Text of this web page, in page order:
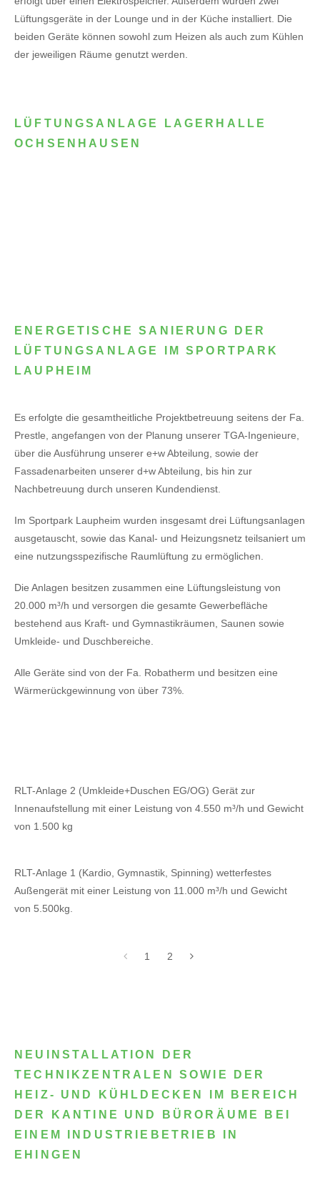
Lüftungsgeräte in der Lounge und in der Küche installiert. Die
beiden Geräte können sowohl zum Heizen als auch zum Kühlen
der jeweiligen Räume genutzt werden.
LÜFTUNGSANLAGE LAGERHALLE
OCHSENHAUSEN
ENERGETISCHE SANIERUNG DER
LÜFTUNGSANLAGE IM SPORTPARK
LAUPHEIM
Es erfolgte die gesamtheitliche Projektbetreuung seitens der Fa.
Prestle, angefangen von der Planung unserer TGA-Ingenieure,
über die Ausführung unserer e+w Abteilung, sowie der
Fassadenarbeiten unserer d+w Abteilung, bis hin zur
Nachbetreuung durch unseren Kundendienst.
Im Sportpark Laupheim wurden insgesamt drei Lüftungsanlagen
ausgetauscht, sowie das Kanal- und Heizungsnetz teilsaniert um
eine nutzungsspezifische Raumlüftung zu ermöglichen.
Die Anlagen besitzen zusammen eine Lüftungsleistung von
20.000 m³/h und versorgen die gesamte Gewerbefläche
bestehend aus Kraft- und Gymnastikräumen, Saunen sowie
Umkleide- und Duschbereiche.
Alle Geräte sind von der Fa. Robatherm und besitzen eine
Wärmerückgewinnung von über 73%.
RLT-Anlage 2 (Umkleide+Duschen EG/OG) Gerät zur
Innenaufstellung mit einer Leistung von 4.550 m³/h und Gewicht
von 1.500 kg
RLT-Anlage 1 (Kardio, Gymnastik, Spinning) wetterfestes
Außengerät mit einer Leistung von 11.000 m³/h und Gewicht
von 5.500kg.
1 2
NEUINSTALLATION DER
TECHNIKZENTRALEN SOWIE DER
HEIZ- UND KÜHLDECKEN IM BEREICH
DER KANTINE UND BÜRORÄUME BEI
EINEM INDUSTRIEBETRIEB IN
EHINGEN